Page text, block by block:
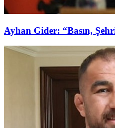
Ayhan Gider: “Basın,